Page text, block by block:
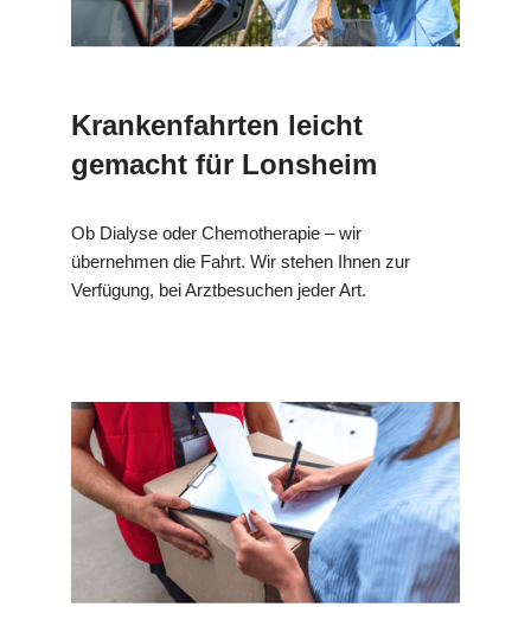
Krankenfahrten leicht
gemacht für Lonsheim
Ob Dialyse oder Chemotherapie – wir
übernehmen die Fahrt. Wir stehen Ihnen zur
Verfügung, bei Arztbesuchen jeder Art.